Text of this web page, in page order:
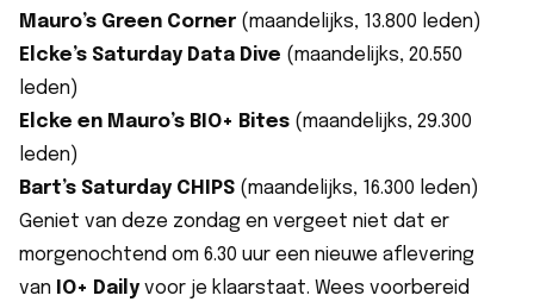
Mauro’s Green Corner (maandelijks, 13.800 leden)
Elcke’s Saturday Data Dive (maandelijks, 20.550
leden)
Elcke en Mauro’s BIO+ Bites (maandelijks, 29.300
leden)
Bart’s Saturday CHIPS (maandelijks, 16.300 leden)
Geniet van deze zondag en vergeet niet dat er
morgenochtend om 6.30 uur een nieuwe aflevering
van
IO+ Daily voor je klaarstaat. Wees voorbereid